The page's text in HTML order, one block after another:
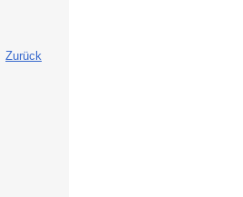
Zurück